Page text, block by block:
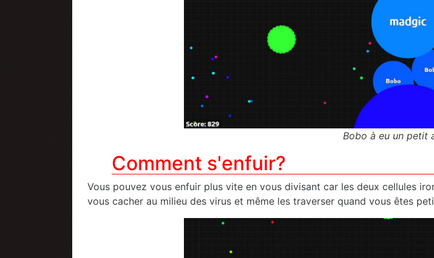
Bobo à eu un petit
Comment s'enfuir?
Vous pouvez vous enfuir plus vite en vous divisant car les deux cellules
vous cacher au milieu des virus et même les traverser quand vous êtes